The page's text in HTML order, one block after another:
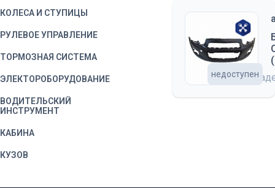
КОЛЕСА И СТУПИЦЫ
РУЛЕВОЕ УПРАВЛЕНИЕ
ТОРМОЗНАЯ СИСТЕМА
ЭЛЕКТОРОБОРУДОВАНИЕ
ВОДИТЕЛЬСКИЙ
ИНСТРУМЕНТ
КАБИНА
КУЗОВ
на
недоступен